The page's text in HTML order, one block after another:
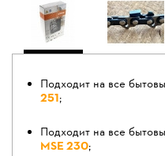
Подходит на все
251;
Подходит на все
MSE 230;